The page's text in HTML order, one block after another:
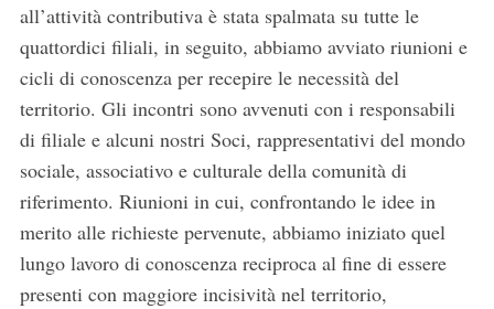
all’attività contributiva è stata spalmata su tutte le
quattordici filiali, in seguito, abbiamo avviato riunioni e
cicli di conoscenza per recepire le necessità del
territorio. Gli incontri sono avvenuti con i responsabili
di filiale e alcuni nostri Soci, rappresentativi del mondo
sociale, associativo e culturale della comunità di
riferimento. Riunioni in cui, confrontando le idee in
merito alle richieste pervenute, abbiamo iniziato quel
lungo lavoro di conoscenza reciproca al fine di essere
presenti con maggiore incisività nel territorio,